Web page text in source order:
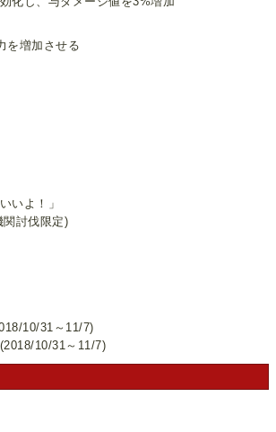
を増加させる
いよ！」
関討伐限定)
10/31～11/7)
10/31～11/7)